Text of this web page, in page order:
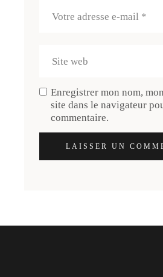
Enregistrer mon nom,
site dans le navigateur
commentaire.
LAISSER UN